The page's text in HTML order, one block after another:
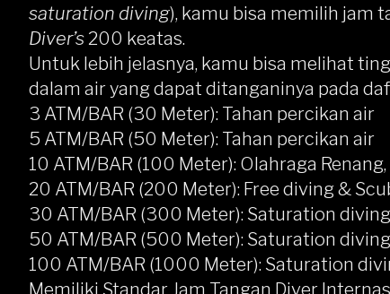
saturation diving), kamu bisa memilih jam
Diver’s 200 keatas.
Untuk lebih jelasnya, kamu bisa melihat
dalam air yang dapat ditanganinya pada
3 ATM/BAR (30 Meter): Tahan percikan air
5 ATM/BAR (50 Meter): Tahan percikan air
10 ATM/BAR (100 Meter): Olahraga
20 ATM/BAR (200 Meter): Free diving &
30 ATM/BAR (300 Meter): Saturation
50 ATM/BAR (500 Meter): Saturation
100 ATM/BAR (1000 Meter): Saturation
Memiliki Standar Jam Tangan Diver